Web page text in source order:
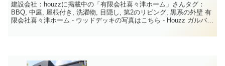
建設会社：houzzに掲載中の「有限会社喜々津ホーム」さんタグ：
BBQ, 中庭, 屋根付き, 洗濯物, 目隠し, 第2のリビング, 黒系の外壁 有
限会社喜々津ホーム - ウッドデッキの写真はこちら - Houzz ガルバリ